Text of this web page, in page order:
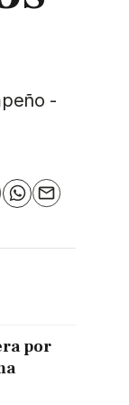
-
WhatsApp
Email
por